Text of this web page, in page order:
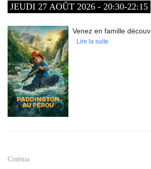
JEUDI 27 AOÛT 2026 - 20:30-22:15
Venez en famille
Lire la suite
Cinéma